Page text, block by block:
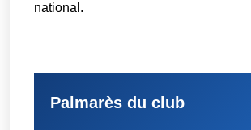
national.
Palmarès du club